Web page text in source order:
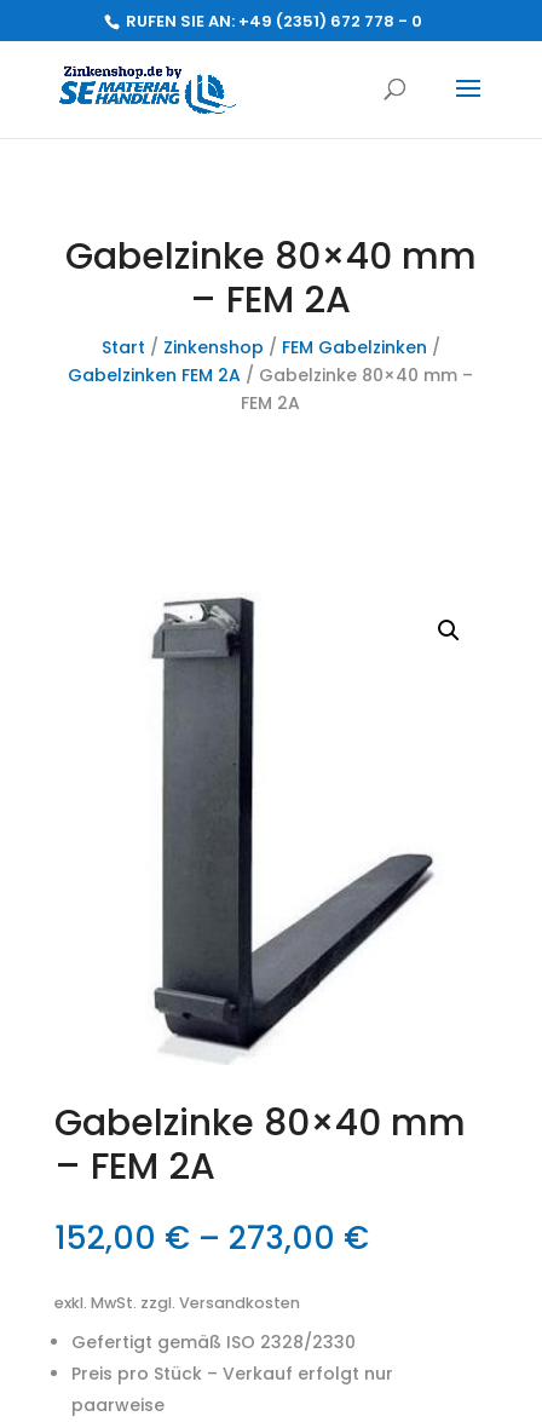
RUFEN SIE AN: +49 (2351) 672 778 - 0
Gabelzinke 80×40 mm
– FEM 2A
Start / Zinkenshop / FEM Gabelzinken /
Gabelzinken FEM 2A / Gabelzinke 80×40 mm –
FEM 2A
Gabelzinke 80×40 mm
– FEM 2A
152,00 €– 273,00 €
exkl. MwSt. zzgl. Versandkosten
Gefertigt gemäß ISO 2328/2330
Preis pro Stück – Verkauf erfolgt nur
paarweise